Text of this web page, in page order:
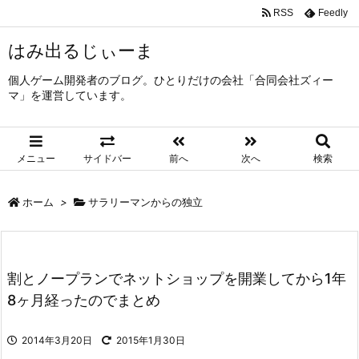
はみ出るじぃーま
個人ゲーム開発者のブログ。ひとりだけの会社「合同会社ズィー
マ」を運営しています。
メニュー サイドバー 前へ 次へ 検索
RSS Feedly
ホーム > サラリーマンからの独立
割とノープランでネットショップを開業してから1年
8ヶ月経ったのでまとめ
2014年3月20日 2015年1月30日